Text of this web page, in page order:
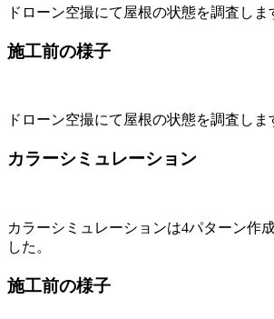
ドローン空撮にて屋根の状態を調査しま
施工前の様子
ドローン空撮にて屋根の状態を調査しま
カラーシミュレーション
カラーシミュレーションは4パターン作
した。
施工前の様子